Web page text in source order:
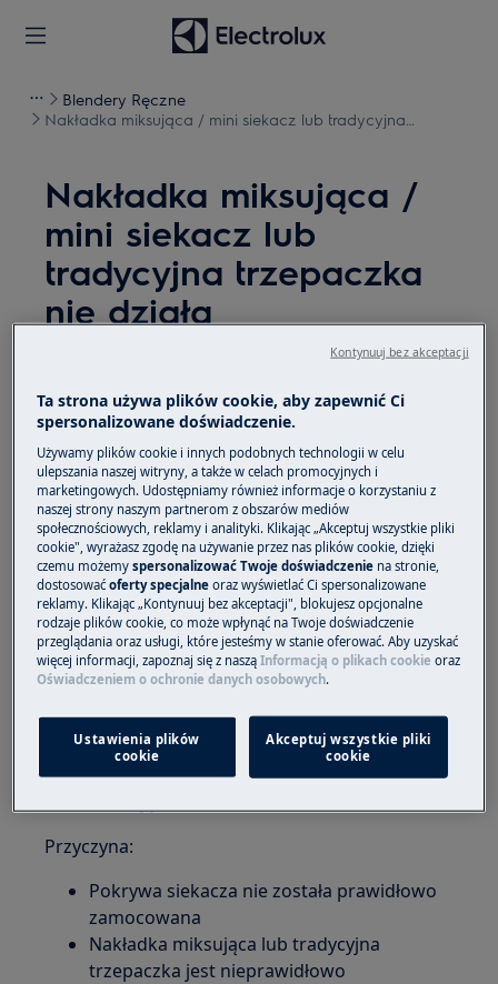
Blendery Ręczne
Nakładka miksująca / mini siekacz lub tradycyjna
Nakładka miksująca /
mini siekacz lub
tradycyjna trzepaczka
nie działa
Problem:
Nakładka miksująca lub tradycyjna
trzepaczka nie działa
Mini siekacz nie działa
Dotyczy:
Miksery ręczne
Rozwiązanie:
1. Upewnij się, że nakładka miksująca lub
zamocowana.
2. Upewnij się, że pokrywa i miska do
Przyczyna:
Pokrywa siekacza nie została prawidłowo
zamocowana
Nakładka miksująca lub tradycyjna
trzepaczka jest nieprawidłowo
Ta strona używa plików cookie, aby zapewnić Ci
spersonalizowane doświadczenie.
Używamy plików cookie i innych podobnych technologii w celu
ulepszania naszej witryny, a także w celach promocyjnych i
marketingowych. Udostępniamy również informacje o korzystaniu z
naszej strony naszym partnerom z obszarów mediów
społecznościowych, reklamy i analityki. Klikając „Akceptuj wszystkie pliki
cookie", wyrażasz zgodę na używanie przez nas plików cookie, dzięki
czemu możemyspersonalizować Twoje doświadczenie na stronie,
dostosowaćoferty specjalne oraz wyświetlać Ci spersonalizowane
reklamy. Klikając „Kontynuuj bez akceptacji", blokujesz opcjonalne
rodzaje plików cookie, co może wpłynąć na Twoje doświadczenie
przeglądania oraz usługi, które jesteśmy w stanie oferować. Aby uzyskać
więcej informacji, zapoznaj się z nasząInformacją o plikach cookie oraz
Oświadczeniem o ochronie danych osobowych.
Ustawienia plików
cookie
Akceptuj wszystkie pliki
cookie
Kontynuuj bez akceptacji